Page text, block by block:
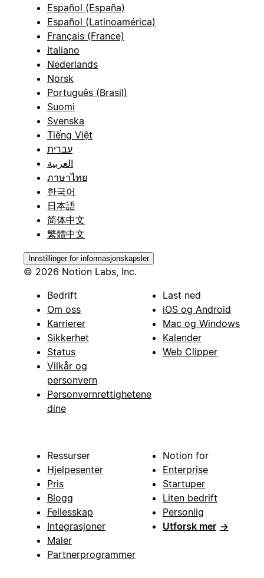
Español (España)
Español (Latinoamérica)
Français (France)
Italiano
Nederlands
Norsk
Português (Brasil)
Suomi
Svenska
Tiếng Việt
עברית
العربية
ภาษาไทย
한국어
日本語
简体中文
繁體中文
Innstillinger for informasjonskapsler
© 2026 Notion Labs, Inc.
Bedrift
Om oss
Karrierer
Sikkerhet
Status
Vilkår og
personvern
Personvernrettighetene
dine
Last ned
iOS og Android
Mac og Windows
Kalender
Web Clipper
Ressurser
Hjelpesenter
Pris
Blogg
Fellesskap
Integrasjoner
Maler
Partnerprogrammer
Notion for
Enterprise
Startuper
Liten bedrift
Personlig
Utforsk mer →